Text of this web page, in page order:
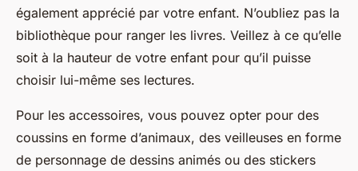
également apprécié par votre enfant. N’oubliez pas la
bibliothèque pour ranger les livres. Veillez à ce qu’elle
soit à la hauteur de votre enfant pour qu’il puisse
choisir lui-même ses lectures.
Pour les accessoires, vous pouvez opter pour des
coussins en forme d’animaux, des veilleuses en forme
de personnage de dessins animés ou des stickers